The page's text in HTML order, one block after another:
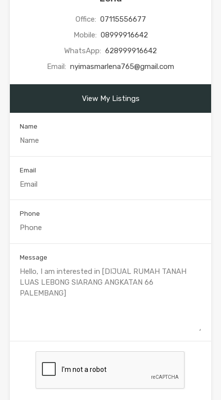
Office: 07115556677
Mobile: 08999916642
WhatsApp: 628999916642
Email: nyimasmarlena765@gmail.com
View My Listings
Name
Email
Phone
Message